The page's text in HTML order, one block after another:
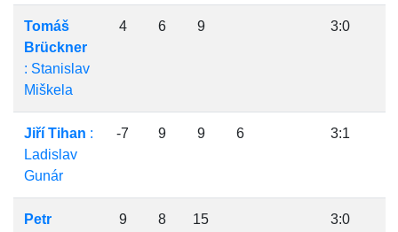
Tomáš
Brückner
: Stanislav
Miškela
4 6 9 3:0
Jiří Tihan :
Ladislav
Gunár
-7 9 9 6 3:1
Petr
9 8 15 3:0